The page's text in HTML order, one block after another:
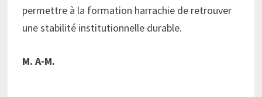
permettre à la formation harrachie de retrouver
une stabilité institutionnelle durable.
M. A-M.